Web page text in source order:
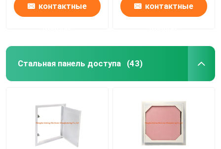
контактные контактные
Стальная панель доступа (43)